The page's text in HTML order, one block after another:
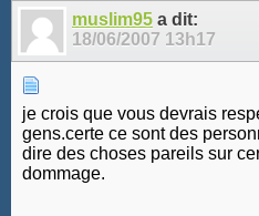
muslim95 a dit:
18/06/2007 13h17
je crois que vous devrais
gens.certe ce sont des
dire des choses pareils sur
dommage.